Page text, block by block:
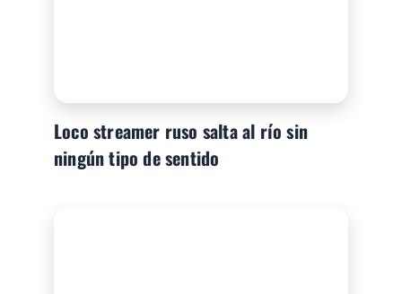
Loco streamer ruso salta al río sin
ningún tipo de sentido